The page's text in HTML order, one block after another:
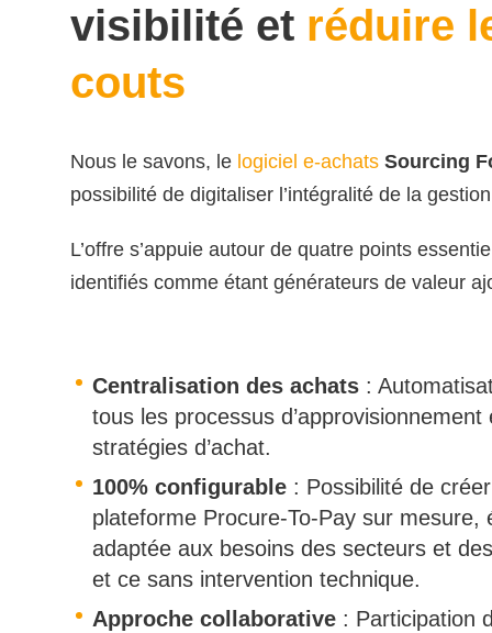
visibilité et réduire
couts
Nous le savons, le logiciel e-achats Sourcing
possibilité de digitaliser l’intégralité de la
L’offre s’appuie autour de quatre points
identifiés comme étant générateurs de valeur
Centralisation des achats :
tous les processus
stratégies d’achat.
100% configurable : Possibilité de
plateforme Procure-To-Pay sur mesure,
adaptée aux besoins des secteurs et
et ce sans intervention technique.
Approche collaborative : Participation